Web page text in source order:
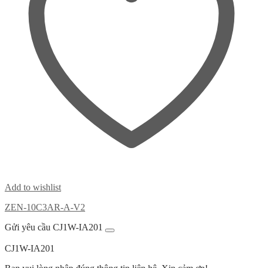
Add to wishlist
ZEN-10C3AR-A-V2
Gửi yêu cầu CJ1W-IA201
CJ1W-IA201